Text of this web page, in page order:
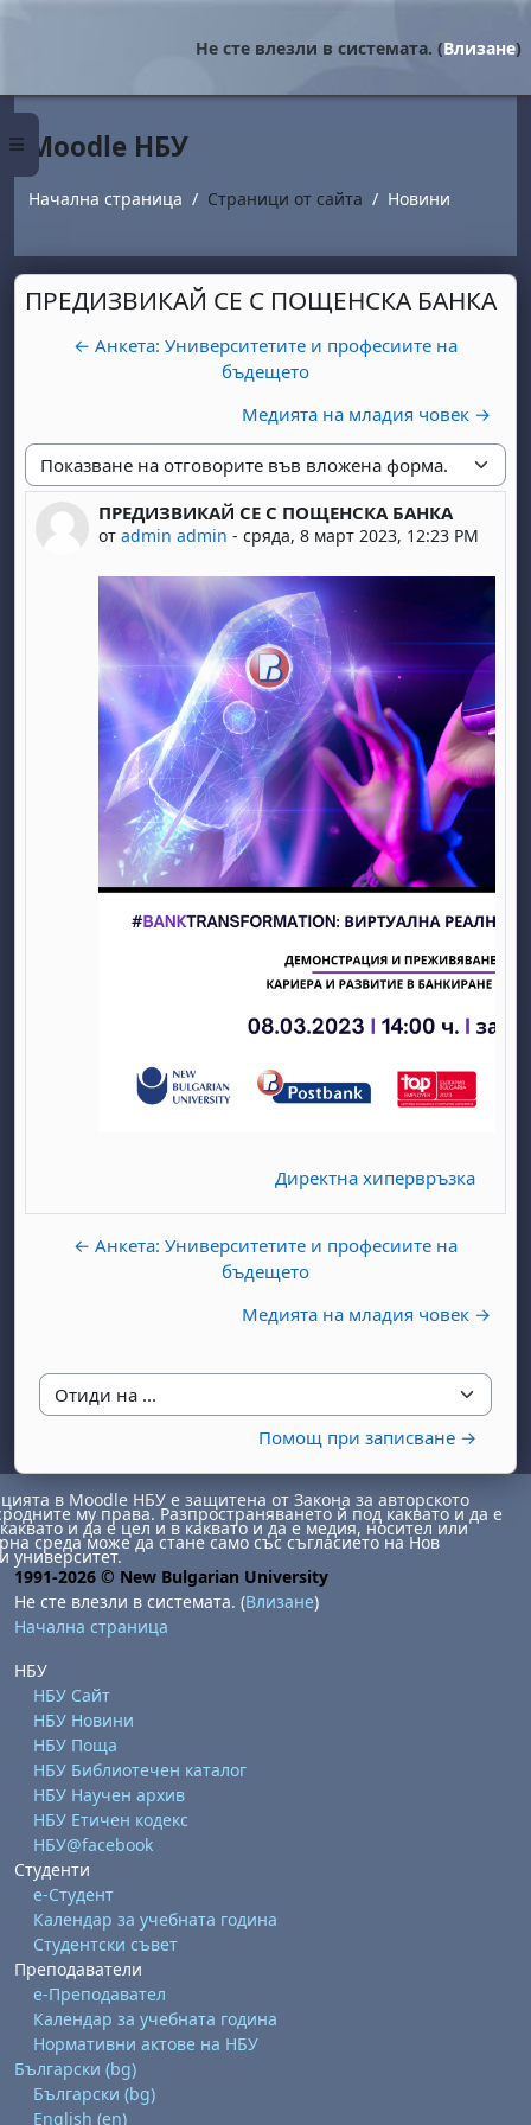
Страничен панел
Не сте влезли в системата. (Влизане)
Moodle НБУ
Начална страница Страници от сайта Новини
ПРЕДИЗВИКАЙ СЕ С ПОЩЕНСКА БАНКА
← Анкета: Университетите и професиите на
бъдещето
Медията на младия човек →
Начин на показване
ПРЕДИЗВИКАЙ СЕ С ПОЩЕНСКА БАНКА
от admin admin - сряда, 8 март 2023, 12:23 PM
Number of replies: 0
Директна хипервръзка
← Анкета: Университетите и професиите на
бъдещето
Медията на младия човек →
Отиди на ...
Помощ при записване →
август
август
22 август
неделя, 23 август
в Moodle НБУ е защитена от Закона за авторското
му права. Разпространяването й под каквато и да е
и да е цел и в каквато и да е медия, носител или
среда може да стане само със съгласието на Нов
университет.
1991-2026 © New Bulgarian University
Не сте влезли в системата. (Влизане)
Начална страница
НБУ
НБУ Сайт
НБУ Новини
НБУ Поща
НБУ Библиотечен каталог
НБУ Научен архив
НБУ Етичен кодекс
НБУ@facebook
Студенти
е-Студент
Календар за учебната година
Студентски съвет
Преподаватели
е-Преподавател
Календар за учебната година
Нормативни актове на НБУ
Български ‎(bg)‎
Български ‎(bg)‎
English ‎(en)‎